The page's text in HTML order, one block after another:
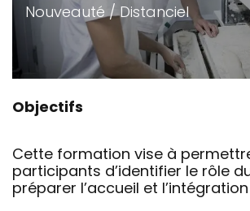
Nouveauté / Distanciel
Objectifs
Cette formation vise à
participants d’identifier le rôle
préparer l’accueil et